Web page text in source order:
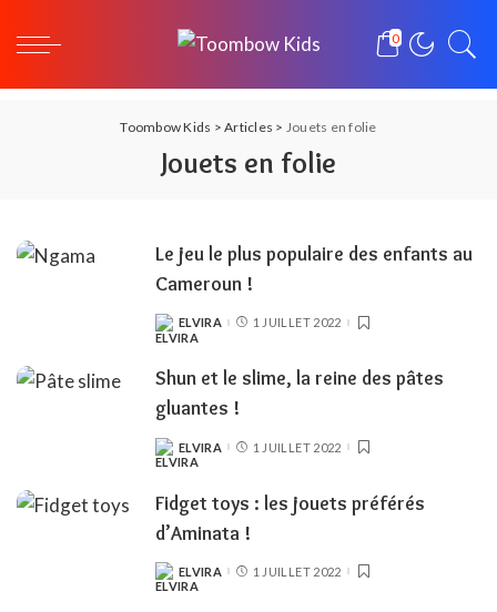
0
Toombow Kids >Articles > Jouets en folie
Jouets en folie
Le jeu le plus populaire des enfants au
Cameroun !
POSTED
BY
ELVIRA 1 JUILLET 2022
Shun et le slime, la reine des pâtes
gluantes !
POSTED
BY
ELVIRA 1 JUILLET 2022
Fidget toys : les jouets préférés
d’Aminata !
POSTED
BY
ELVIRA 1 JUILLET 2022